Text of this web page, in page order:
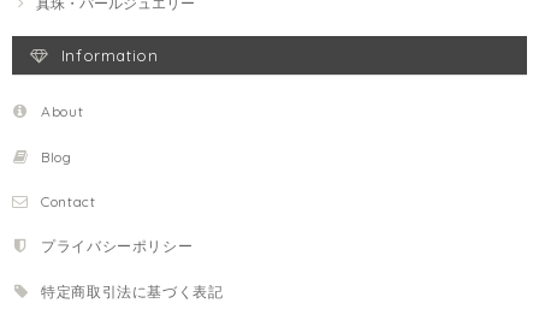
Information
About
Blog
Contact
プライバシーポリシー
特定商取引法に基づく表記